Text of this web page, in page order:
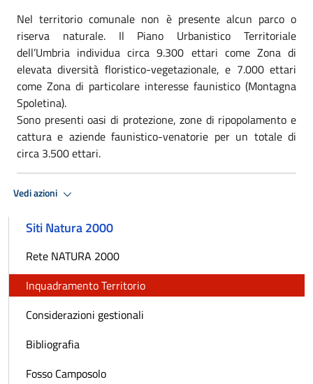
Nel territorio comunale non è presente alcun parco o
riserva naturale. Il Piano Urbanistico Territoriale
dell’Umbria individua circa 9.300 ettari come Zona di
elevata diversità floristico-vegetazionale, e 7.000 ettari
come Zona di particolare interesse faunistico (Montagna
Spoletina).
Sono presenti oasi di protezione, zone di ripopolamento e
cattura e aziende faunistico-venatorie per un totale di
circa 3.500 ettari.
Vedi azioni
Siti Natura 2000
Rete NATURA 2000
Inquadramento Territorio
Considerazioni gestionali
Bibliografia
Fosso Camposolo